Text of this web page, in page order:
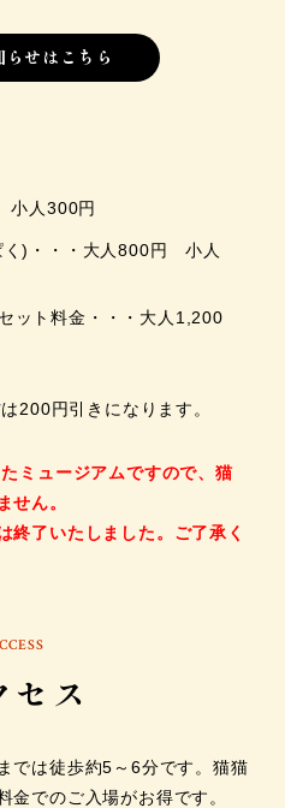
らせはこちら
小人300円
く)・・・大人800円 小人
ット料金・・・大人1,200
200円引きになります。
ミュージアムですので、猫
せん。
終了いたしました。ご了承く
セス
では徒歩約5～6分です。猫猫
金でのご入場がお得です。